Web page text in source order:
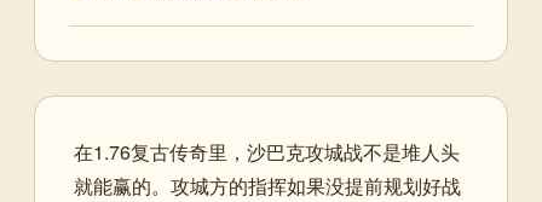
在1.76复古传奇里，沙巴克攻城战不是堆人头
就能赢的。攻城方的指挥如果没提前规划好战